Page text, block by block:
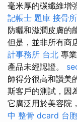
毫米厚的碳纖維增
記帳士 題庫 接骨所
防曬和滋潤皮膚的
但是，並非所有商
計事務所 台北 專
產品未經認證。
師得分很高和讚美
斯客戶的測試，因
它廣泛用於美容院
中 整骨 dcard 台